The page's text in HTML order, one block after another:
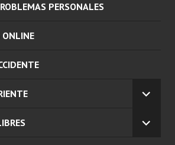
PERSONALES
ONLINE
MENÚ